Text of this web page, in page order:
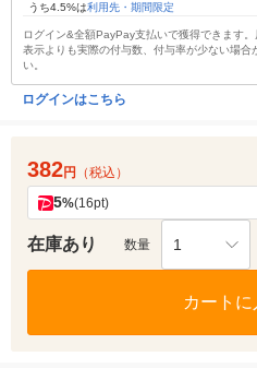
うち4.5%は利用先・期間限定
ログイン&全額PayPay支払いで獲得できます
表示よりも実際の付与数、付与率が少ない場合
い。
ログインはこちら
382円 （税込）
5%(16pt)
在庫あり 数量 1
カートに